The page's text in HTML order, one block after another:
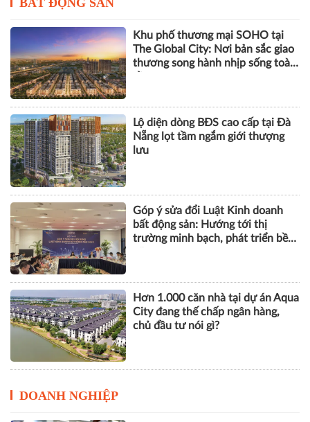
Khu phố thương mại SOHO tại
The Global City: Nơi bản sắc giao
thương song hành nhịp sống toàn
Lộ diện dòng BĐS cao cấp tại Đà
Nẵng lọt tầm ngắm giới thượng
lưu
Góp ý sửa đổi Luật Kinh doanh
bất động sản: Hướng tới thị
trường minh bạch, phát triển bền
Hơn 1.000 căn nhà tại dự án Aqua
City đang thế chấp ngân hàng,
chủ đầu tư nói gì?
DOANH NGHIỆP